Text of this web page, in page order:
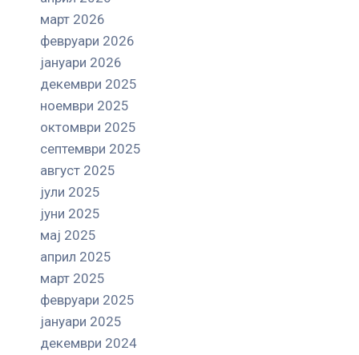
март 2026
февруари 2026
јануари 2026
декември 2025
ноември 2025
октомври 2025
септември 2025
август 2025
јули 2025
јуни 2025
мај 2025
април 2025
март 2025
февруари 2025
јануари 2025
декември 2024